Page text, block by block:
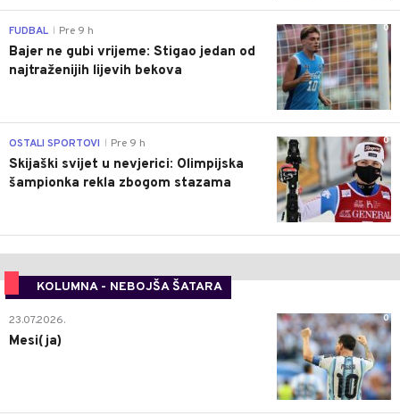
0
FUDBAL Pre 9 h
Bajer ne gubi vrijeme: Stigao jedan od
najtraženijih lijevih bekova
0
OSTALI SPORTOVI Pre 9 h
Skijaški svijet u nevjerici: Olimpijska
šampionka rekla zbogom stazama
KOLUMNA - NEBOJŠA ŠATARA
0
23.07.2026.
Mesi(ja)